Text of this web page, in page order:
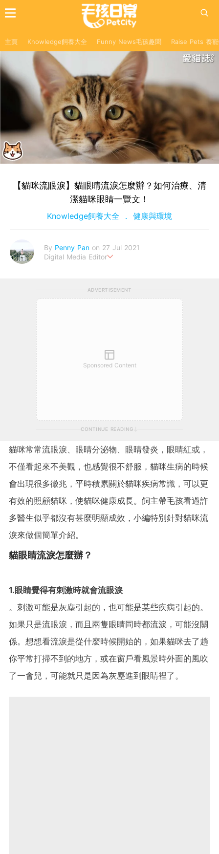
主頁 Knowledge飼養大全 Funny News毛孩趣聞 Raise Pets 養
【貓咪流眼淚】貓眼睛流淚怎麼辦？如何治療、清
潔貓咪眼睛一覽文！
Knowledge飼養大全 健康與環境
By Penny Pan on 27 Jul 2021
Digital Media Editor
ADVERTISEMENT
Sponsored Content
CONTINUE READING
貓咪常常流眼淚、眼睛分泌物、眼睛發炎，眼睛紅或，
不僅看起來不美觀，也感覺很不舒服，貓咪生病的時候
會出現很多徵兆，平時積累關於貓咪疾病常識，可以更
有效的照顧貓咪，使貓咪健康成長。飼主帶毛孩看過許
多醫生似乎都沒有甚麼明顯成效，小編特別針對貓咪流
淚來做個簡單介紹。
貓眼睛流淚怎麼辦？
1.眼睛覺得有刺激時就會流眼淚
。刺激可能是灰塵引起的，也可能是某些疾病引起的。
如果只是流眼淚，而且兩隻眼睛同時都流淚，可能沒關
係。想想看流淚是從什麼時候開始的，如果貓咪去了趟
你平常打掃不到的地方，或在窗戶看風景時外面的風吹
了一會兒，可能就只是因為灰塵進到眼睛裡了。